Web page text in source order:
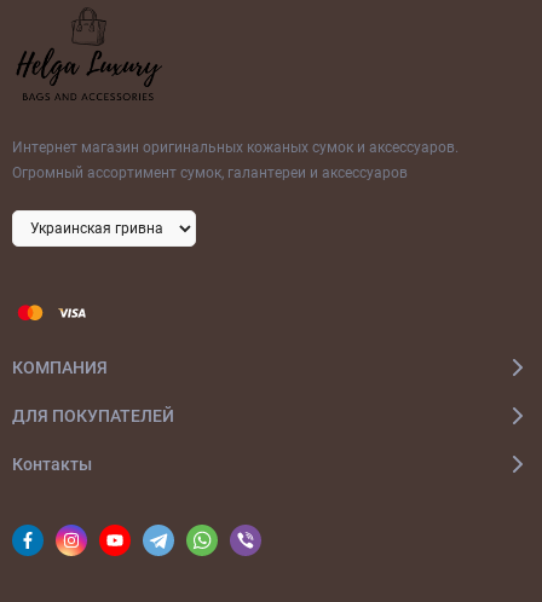
Интернет магазин оригинальных кожаных сумок и аксессуаров.
Огромный ассортимент сумок, галантереи и аксессуаров
КОМПАНИЯ
ДЛЯ ПОКУПАТЕЛЕЙ
Контакты